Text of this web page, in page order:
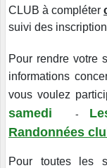
CLUB à compléter
suivi des
Pour rendre votre
informations
vous voulez
samedi
-
Randonnées
Pour toutes les